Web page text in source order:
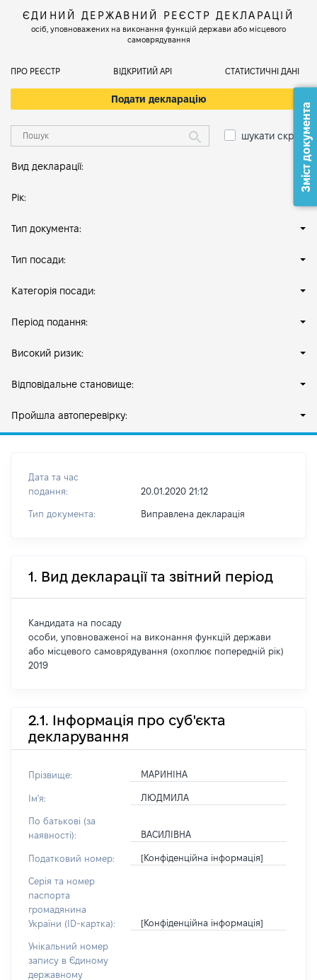
ЄДИНИЙ ДЕРЖАВНИЙ РЕЄСТР ДЕКЛАРАЦІЙ
осіб, уповноважених на виконання функцій держави або місцевого
самоврядування
ПРО РЕЄСТР ВІДКРИТИЙ АРІ СТАТИСТИЧНІ ДАНІ
Подати декларацію
шукати скрізь
Вид декларації:
Рік:
Тип документа:
Тип посади:
Категорія посади:
Період подання:
Високий ризик:
Відповідальне становище:
Пройшла автоперевірку:
Дата та час
подання:
20.01.2020 21:12
Тип документа: Виправлена декларація
1. Вид декларації та звітний період
Кандидата на посаду
особи, уповноваженої на виконання функцій держави
або місцевого самоврядування (охоплює попередній рік)
2019
2.1. Інформація про суб'єкта
декларування
Прізвище: МАРИНІНА
Ім'я: ЛЮДМИЛА
По батькові (за
наявності):
ВАСИЛІВНА
Податковий номер: [Конфіденційна інформація]
Серія та номер
паспорта
громадянина
України (ID-картка):
[Конфіденційна інформація]
Унікальний номер
запису в Єдиному
державному
Зміст документа